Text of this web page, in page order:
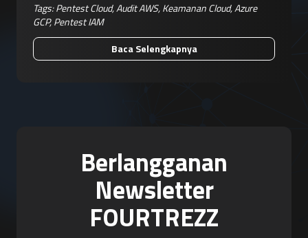
Tags:Pentest Cloud,Audit AWS,Keamanan Cloud,Azure
GCP,Pentest IAM
Baca Selengkapnya
Berlangganan
Newsletter
FOURTREZZ